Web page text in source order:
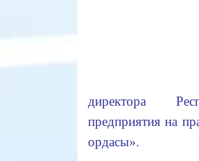
директора
предприятия на
ордасы».